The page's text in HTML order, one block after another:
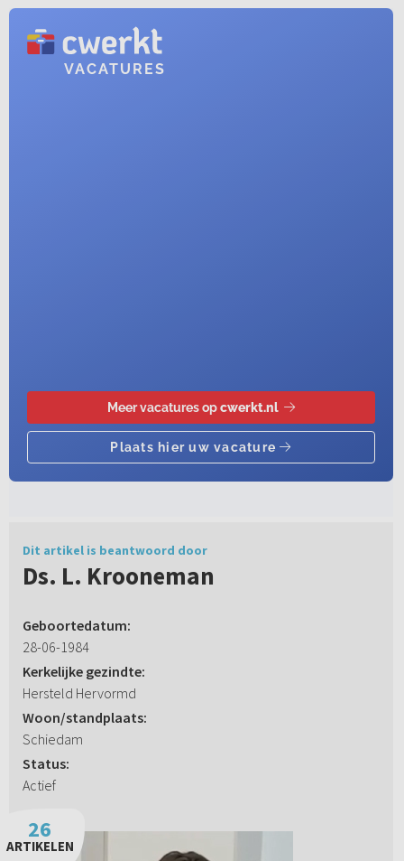
Dit artikel is beantwoord door
Ds. L. Krooneman
Geboortedatum:
28-06-1984
Kerkelijke gezindte:
Hersteld Hervormd
Woon/standplaats:
Schiedam
Status:
Actief
26
ARTIKELEN